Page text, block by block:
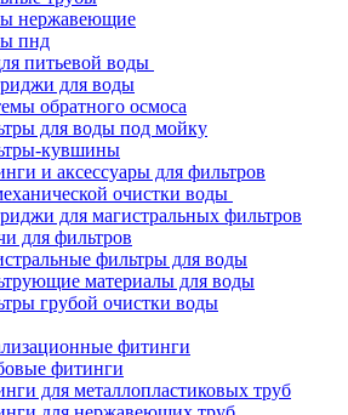
нержавеющие
пнд
питьевой воды
для воды
обратного осмоса
для воды под мойку
кувшины
и аксессуары для фильтров
очистки воды
для магистральных фильтров
для фильтров
фильтры для воды
материалы для воды
грубой очистки воды
фитинги
фитинги
для металлопластиковых труб